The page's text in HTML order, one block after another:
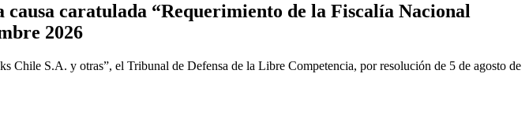
caratulada “Requerimiento de la Fiscalía Nacional
2026
S.A. y otras”, el Tribunal de Defensa de la Libre Competencia, por resolución de 5 de agosto de